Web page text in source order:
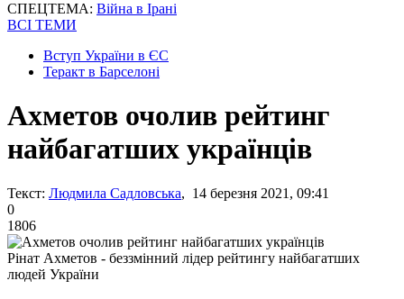
СПЕЦТЕМА: Війна в Ірані
ВСІ ТЕМИ
Вступ України в ЄС
Теракт в Барселоні
Ахметов очолив рейтинг
найбагатших українців
Текст: Людмила Садловська, 14 березня 2021, 09:41
0
1806
Рінат Ахметов - беззмінний лідер рейтингу найбагатших
людей України